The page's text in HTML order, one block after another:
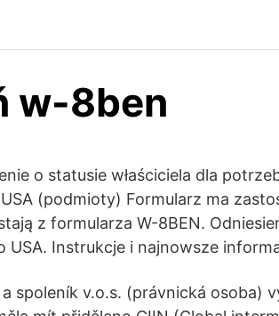
w-8ben
o statusie właściciela dla
(podmioty) Formularz ma
z formularza W-8BEN.
USA. Instrukcje i najnowsze
spoleník v.o.s. (právnická osoba)